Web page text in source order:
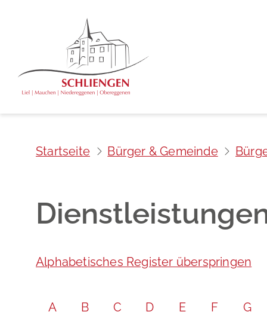
Startseite Bürger & Gemeinde
Alphabetisches Register überspringen
A B C D E F G